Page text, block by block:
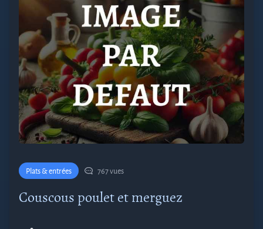
Plats & entrées 767 vues
Couscous poulet et merguez